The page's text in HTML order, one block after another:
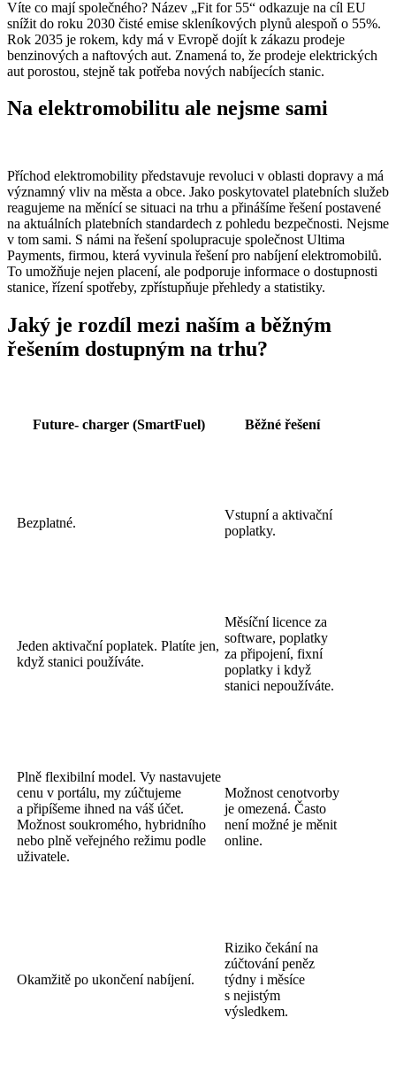
Víte co mají společného? Název „Fit for 55“ odkazuje na cíl EU
snížit do roku 2030 čisté emise skleníkových plynů alespoň o 55%.
Rok 2035 je rokem, kdy má v Evropě dojít k zákazu prodeje
benzinových a naftových aut. Znamená to, že prodeje elektrických
aut porostou, stejně tak potřeba nových nabíjecích stanic.
Na elektromobilitu ale nejsme sami
Příchod elektromobility představuje revoluci v oblasti dopravy a má
významný vliv na města a obce. Jako poskytovatel platebních služeb
reagujeme na měnící se situaci na trhu a přinášíme řešení postavené
na aktuálních platebních standardech z pohledu bezpečnosti. Nejsme
v tom sami. S námi na řešení spolupracuje společnost Ultima
Payments, firmou, která vyvinula řešení pro nabíjení elektromobilů.
To umožňuje nejen placení, ale podporuje informace o dostupnosti
stanice, řízení spotřeby, zpřístupňuje přehledy a statistiky.
Jaký je rozdíl mezi naším a běžným
řešením dostupným na trhu?
Future- charger (SmartFuel) Běžné řešení
Bezplatné.
Vstupní a aktivační
poplatky.
Jeden aktivační poplatek. Platíte jen,
když stanici používáte.
Měsíční licence za
software, poplatky
za připojení, fixní
poplatky i když
stanici nepoužíváte.
Plně flexibilní model. Vy nastavujete
cenu v portálu, my zúčtujeme
a připíšeme ihned na váš účet.
Možnost soukromého, hybridního
nebo plně veřejného režimu podle
uživatele.
Možnost cenotvorby
je omezená. Často
není možné je měnit
online.
Okamžitě po ukončení nabíjení.
Riziko čekání na
zúčtování peněz
týdny i měsíce
s nejistým
výsledkem.